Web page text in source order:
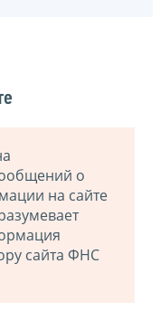
о
на сайте
сайта ФНС